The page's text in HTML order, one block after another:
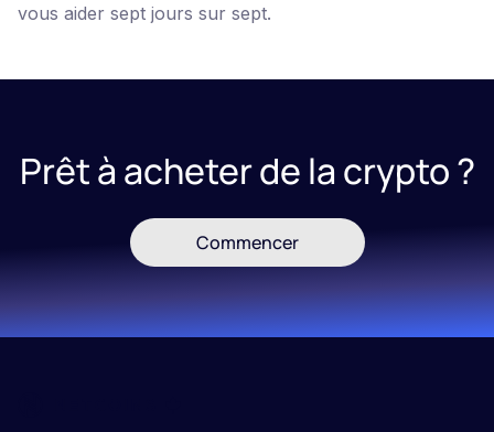
vous aider sept jours sur sept.
Prêt à acheter de la crypto ?
Commencer